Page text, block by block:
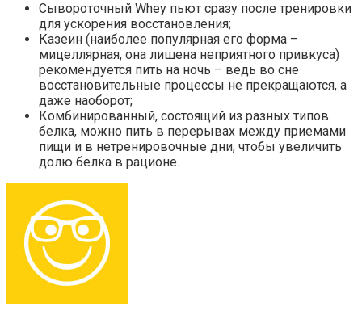
Сывороточный Whey пьют сразу после тренировки
для ускорения восстановления;
Казеин (наиболее популярная его форма –
мицеллярная, она лишена неприятного привкуса)
рекомендуется пить на ночь – ведь во сне
восстановительные процессы не прекращаются, а
даже наоборот;
Комбинированный, состоящий из разных типов
белка, можно пить в перерывах между приемами
пищи и в нетренировочные дни, чтобы увеличить
долю белка в рационе.